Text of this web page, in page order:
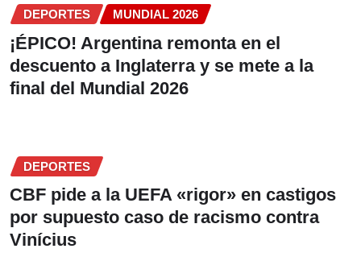
DEPORTES MUNDIAL 2026
¡ÉPICO! Argentina remonta en el
descuento a Inglaterra y se mete a la
final del Mundial 2026
DEPORTES
CBF pide a la UEFA «rigor» en castigos
por supuesto caso de racismo contra
Vinícius